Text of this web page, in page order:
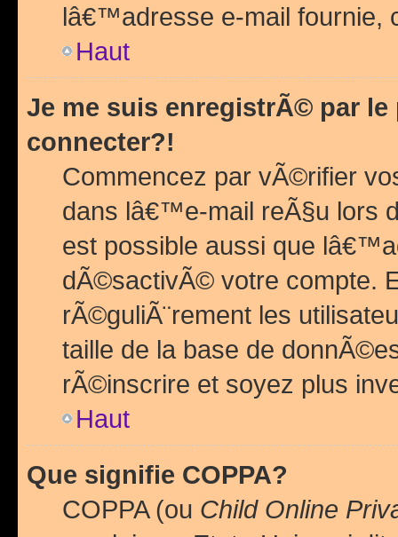
lâ€™adresse e-mail fournie,
Haut
Je me suis enregistrÃ© par
connecter?!
Commencez par vÃ©rifier
dans lâ€™e-mail reÃ§u lors
est possible aussi que
dÃ©sactivÃ© votre compte.
rÃ©guliÃ¨rement les
taille de la base de
rÃ©inscrire et soyez plus
Haut
Que signifie COPPA?
COPPA (ou Child Online